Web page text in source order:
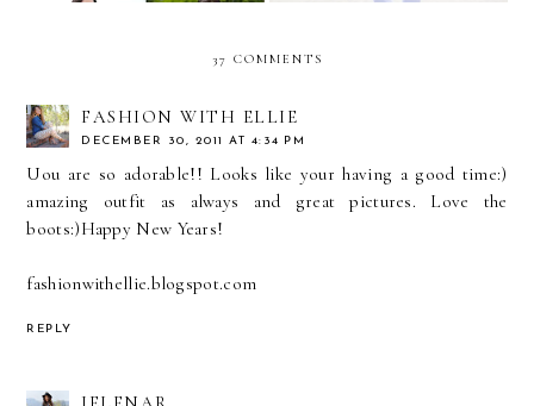
37 COMMENTS
FASHION WITH ELLIE
DECEMBER 30, 2011 AT 4:34 PM
Uou are so adorable!! Looks like your having a good time:)
amazing outfit as always and great pictures. Love the
boots:)Happy New Years!
fashionwithellie.blogspot.com
REPLY